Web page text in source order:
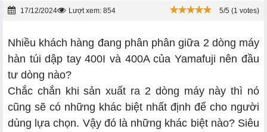
17/12/2024 Lượt xem: 854 5/5 (1 votes)
Nhiều khách hàng đang phân phân giữa 2 dòng máy
hàn túi dập tay 400I và 400A của Yamafuji nên đầu
tư dòng nào?
Chắc chắn khi sản xuất ra 2 dòng máy này thì nó
cũng sẽ có những khác biệt nhất định để cho người
dùng lựa chọn. Vậy đó là những khác biệt nào? Siêu